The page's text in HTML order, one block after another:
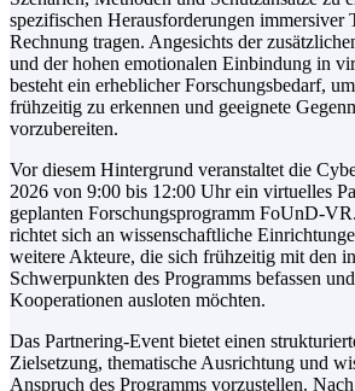
spezifischen Herausforderungen immersiver
Rechnung tragen. Angesichts der
und der hohen emotionalen Einbindung in
besteht ein erheblicher Forschungsbedarf,
frühzeitig zu erkennen und geeignete
vorzubereiten.
Vor diesem Hintergrund veranstaltet die
2026 von 9:00 bis 12:00 Uhr ein virtuelles
geplanten Forschungsprogramm FoUnD-
richtet sich an wissenschaftliche
weitere Akteure, die sich frühzeitig mit den
Schwerpunkten des Programms befassen
Kooperationen ausloten möchten.
Das Partnering-Event bietet einen
Zielsetzung, thematische Ausrichtung und
Anspruch des Programms vorzustellen.